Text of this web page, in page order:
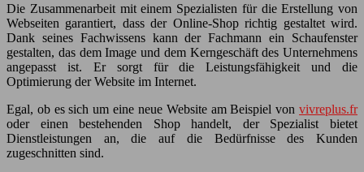
Die Zusammenarbeit mit einem Spezialisten für die Erstellung von
Webseiten garantiert, dass der Online-Shop richtig gestaltet wird.
Dank seines Fachwissens kann der Fachmann ein Schaufenster
gestalten, das dem Image und dem Kerngeschäft des Unternehmens
angepasst ist. Er sorgt für die Leistungsfähigkeit und die
Optimierung der Website im Internet.
Egal, ob es sich um eine neue Website am Beispiel von vivreplus.fr
oder einen bestehenden Shop handelt, der Spezialist bietet
Dienstleistungen an, die auf die Bedürfnisse des Kunden
zugeschnitten sind.